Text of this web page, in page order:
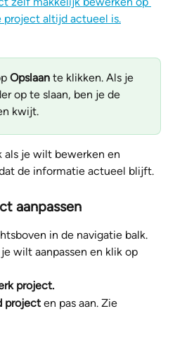
Opslaan te klikken. Als je
op te slaan, ben je de
kwijt.
als je wilt bewerken en
de informatie actueel blijft.
aanpassen
in de navigatie balk.
wilt aanpassen en klik op
project.
project en pas aan. Zie